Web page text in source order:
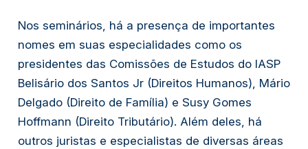
Nos seminários, há a presença de importantes
nomes em suas especialidades como os
presidentes das Comissões de Estudos do IASP
Belisário dos Santos Jr (Direitos Humanos), Mário
Delgado (Direito de Família) e Susy Gomes
Hoffmann (Direito Tributário). Além deles, há
outros juristas e especialistas de diversas áreas